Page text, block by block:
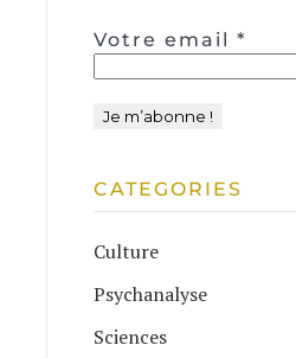
Votre email*
CATEGORIES
Culture
Psychanalyse
Sciences